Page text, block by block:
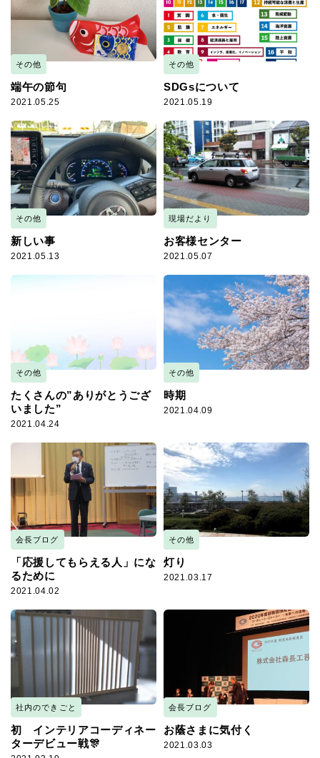
その他
端午の節句
2021.05.25
その他
SDGsについて
2021.05.19
その他
新しい事
2021.05.13
現場だより
お客様センター
2021.05.07
その他
たくさんの”ありがとうござ
いました”
2021.04.24
その他
時期
2021.04.09
会長ブログ
「応援してもらえる人」にな
るために
2021.04.02
その他
灯り
2021.03.17
社内のできごと
初 インテリアコーディネー
ターデビュー戦🎊
会長ブログ
お蔭さまに気付く
2021.03.03